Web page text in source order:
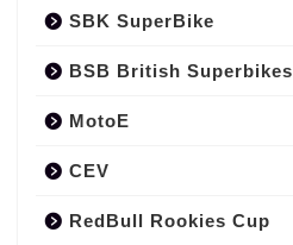
SBK SuperBike
BSB British Superbikes
MotoE
CEV
RedBull Rookies Cup